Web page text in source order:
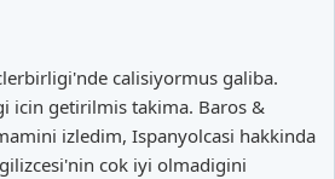
calisiyormus galiba.
icin getirilmis takima. Baros &
izledim, Ispanyolcasi hakkinda
cok iyi olmadigini